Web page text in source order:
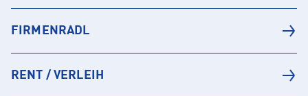
FIRMENRADL
RENT / VERLEIH